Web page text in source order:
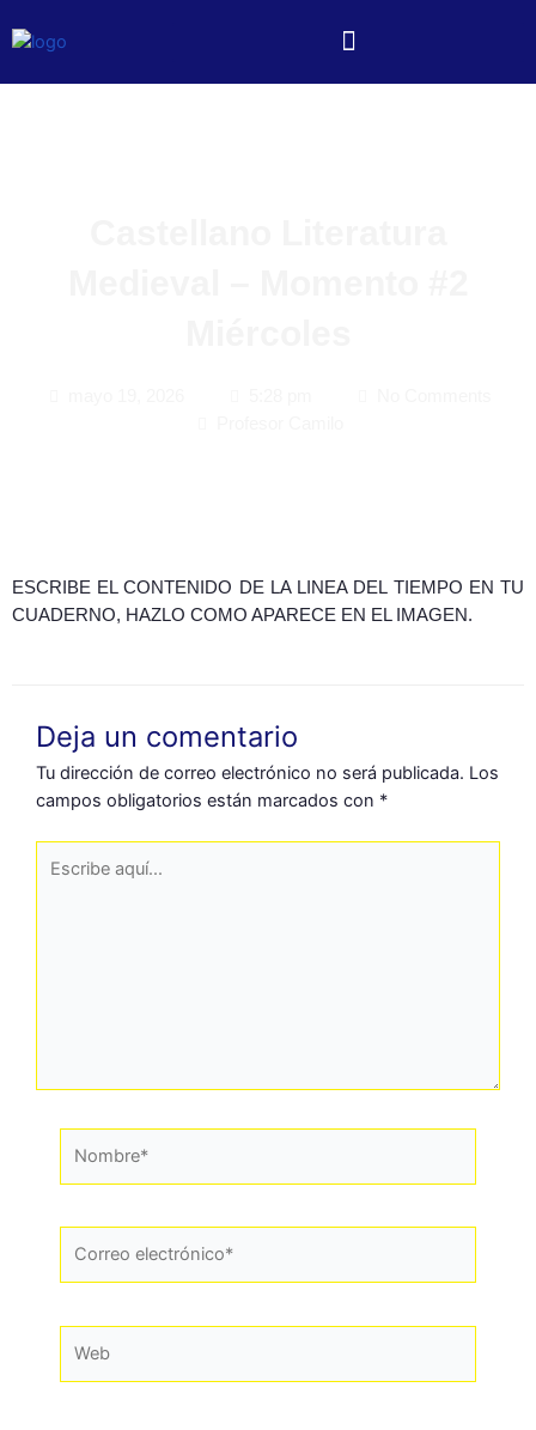
ESCRIBE EL CONTENIDO DE LA LINEA DEL TIEMPO EN TU
CUADERNO, HAZLO COMO APARECE EN EL IMAGEN.
Deja un comentario
Tu dirección de correo electrónico no será publicada. Los
campos obligatorios están marcados con *